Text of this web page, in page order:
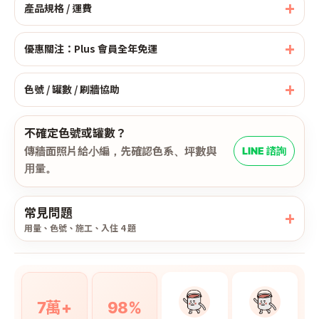
產品規格 / 運費
優惠關注：Plus 會員全年免運
色號 / 罐數 / 刷牆協助
不確定色號或罐數？
傳牆面照片給小編，先確認色系、坪數與
用量。
LINE 諮詢
常見問題
用量、色號、施工、入住 4 題
7萬+ 98%